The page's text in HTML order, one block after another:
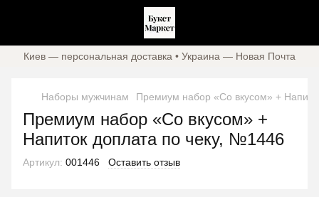
Киев — персональная доставка • Украина — Новая Почта
Наборы мужчинам Премиум набор «Со вкусом» +
Премиум набор «Со вкусом» +
Напиток доплата по чеку, №1446
Артикул: 001446 Оставить отзыв